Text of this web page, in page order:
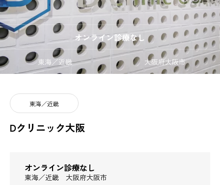
Contact
お問い合わせ窓口｜Q&A
医療従事者専用ページ
オンライン診療なし
東海／近畿 大阪府大阪市
東海／近畿
Dクリニック大阪
オンライン診療なし
東海／近畿 大阪府大阪市